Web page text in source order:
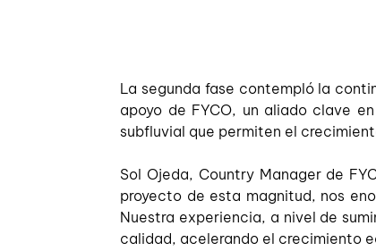
La segunda fase contempló la
apoyo de FYCO, un aliado clave
subfluvial que permiten el
Sol Ojeda, Country Manager de
proyecto de esta magnitud, nos
Nuestra experiencia, a nivel de
calidad, acelerando el crecimiento